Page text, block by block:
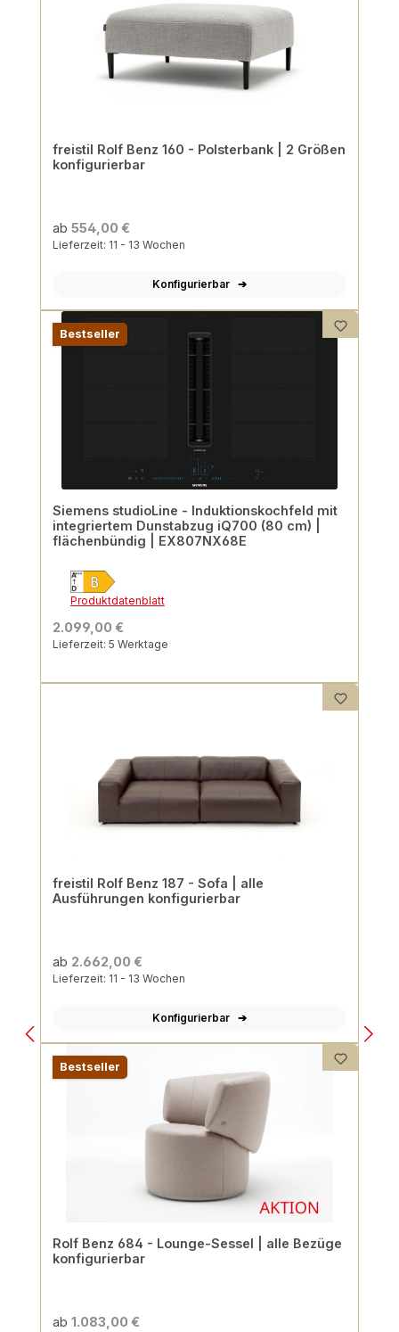
freistil Rolf Benz 160 - Polsterbank | 2 Größen
konfigurierbar
ab 554,00 €
Lieferzeit: 11 - 13 Wochen
Konfigurierbar
Bestseller
Siemens studioLine - Induktionskochfeld mit
integriertem Dunstabzug iQ700 (80 cm) |
flächenbündig | EX807NX68E
Produktdatenblatt
2.099,00 €
Lieferzeit: 5 Werktage
freistil Rolf Benz 187 - Sofa | alle
Ausführungen konfigurierbar
ab 2.662,00 €
Lieferzeit: 11 - 13 Wochen
Konfigurierbar
Bestseller
Rolf Benz 684 - Lounge-Sessel | alle Bezüge
konfigurierbar
ab 1.083,00 €